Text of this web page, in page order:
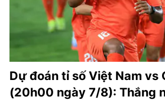
Dự đoán tỉ số Việt Nam vs
(20h00 ngày 7/8): Thắng